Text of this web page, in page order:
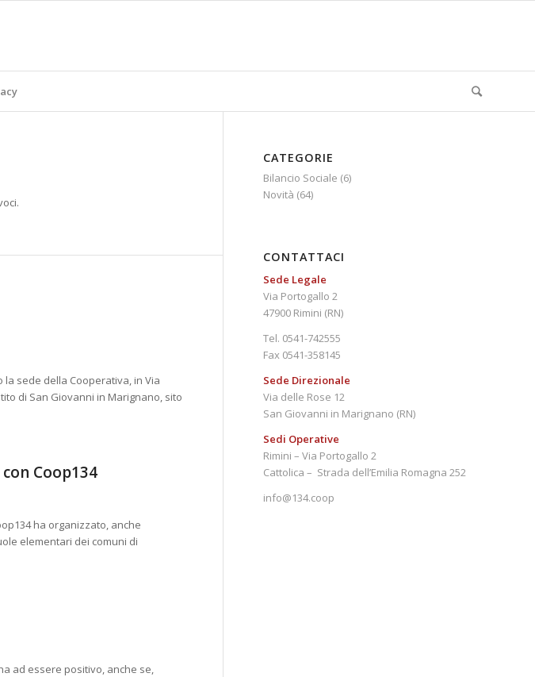
la sede della Cooperativa, in Via
di San Giovanni in Marignano, sito
Coop134
ha organizzato, anche
elementari dei comuni di
ad essere positivo, anche se,
CATEGORIE
Bilancio Sociale (6)
Novità (64)
CONTATTACI
Sede Legale
Via Portogallo 2
47900 Rimini (RN)
Tel. 0541-742555
Fax 0541-358145
Sede Direzionale
Via delle Rose 12
San Giovanni in Marignano (RN)
Sedi Operative
Rimini – Via Portogallo 2
Cattolica – Strada dell’Emilia Romagna 252
info@134.coop